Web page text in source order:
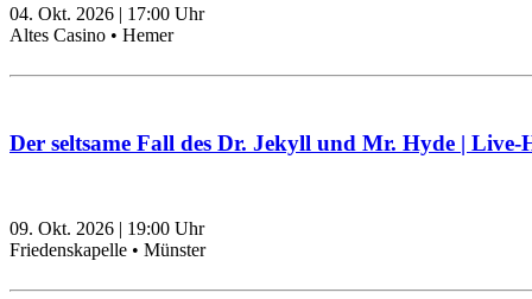
04. Okt. 2026 | 17:00 Uhr
Altes Casino • Hemer
Der seltsame Fall des Dr. Jekyll und Mr. Hyde | Live-
09. Okt. 2026 | 19:00 Uhr
Friedenskapelle • Münster